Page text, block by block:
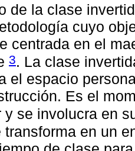
de la clase
cuyo
centrada en el
3. La clase
el espacio
Es el
y se involucra en
transforma en un